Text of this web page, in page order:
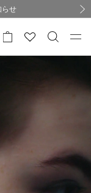
について
らせ
について